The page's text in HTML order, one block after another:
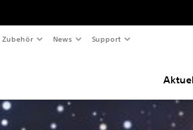
Zubehör News Support